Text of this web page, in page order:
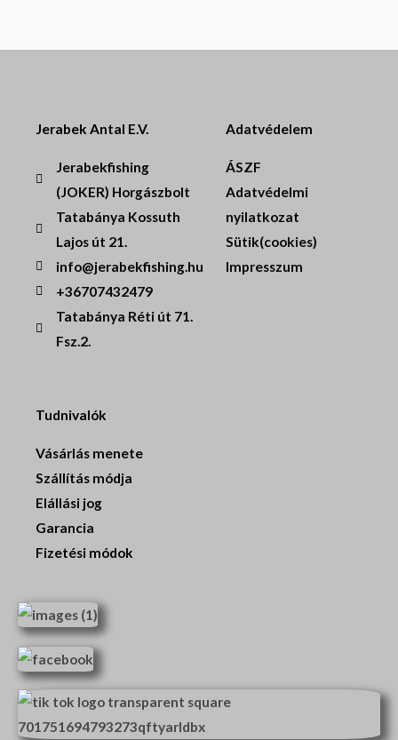
Jerabek Antal E.V.
Jerabekfishing
(JOKER) Horgászbolt
Tatabánya Kossuth
Lajos út 21.
info@jerabekfishing.hu
+36707432479
Tatabánya Réti út 71.
Fsz.2.
Adatvédelem
ÁSZF
Adatvédelmi
nyilatkozat
Sütik(cookies)
Impresszum
Tudnivalók
Vásárlás menete
Szállítás módja
Elállási jog
Garancia
Fizetési módok